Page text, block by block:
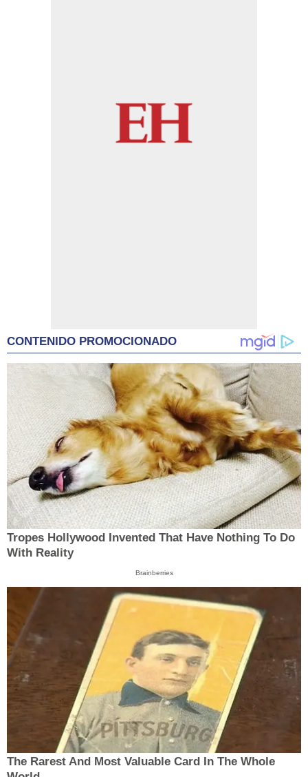
CONTENIDO PROMOCIONADO
Tropes Hollywood Invented That Have Nothing To Do
With Reality
Brainberries
The Rarest And Most Valuable Card In The Whole